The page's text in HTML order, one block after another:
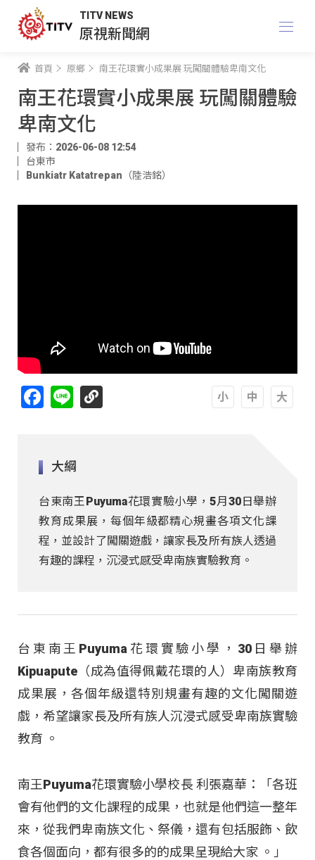
TITV NEWS
原視新聞網
首頁 原鄉 南王花環實小成果展 玩闖關體驗卑南文化
南王花環實小成果展 玩闖關體驗
卑南文化
發布：2026-06-08 12:54
台東市
Bunkiatr Katatrepan（陸浩銘）
Facebook
Line
大綱
台東南王Puyuma花環實驗小學，5月30日舉辦
教育成果展，每個年級都精心規畫各項文化課
程，並設計了闖關遊戲，讓家長及所有族人透過
有趣的課程，沉浸式感受卑南族實驗教育。
台東南王Puyuma花環實驗小學，30日舉辦
Kipuapute（成為值得佩戴花環的人）卑南族教育
成果展，各個年級還特別規畫有趣的文化闖關遊
戲，希望讓家長及所有族人沉浸式感受卑南族實驗
教育 。
南王Puyuma花環實驗小學校長 利張嘉華：「各班
會有他們的文化課程的成果，也就是他們這一整年
來，從我們卑南族文化、祭儀，還有包括服飾、飲
食各個面向，都有很多的的成果呈現給大家 。」